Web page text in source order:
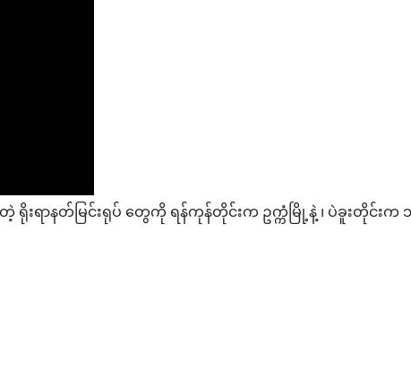
ရာနတ်မြင်းရုပ် တွေကို ရန်ကုန်တိုင်းက ဥက္ကံမြို့နဲ့ ၊ ပဲခူးတိုင်း‌
လေဆိပ်အတွင်း လုပ်ငန်းများဆောင်ရွက်မှု လှည့်လည်ကြည့်ရှုစစ်ဆေး
က်ကိုင်များမရှိသည့်အခါ လွှတ်တော်တွင် တပ်မတော်ပါဝင်မှုကို အဆင့်ဆင့် လျှော့ခ